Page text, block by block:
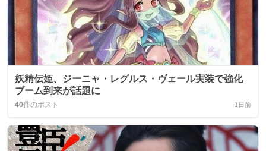
妖精伝姫、ジーニャ・レグルス・ヴェール実装で強化
ブーム到来が話題に
40件のポスト 1日前